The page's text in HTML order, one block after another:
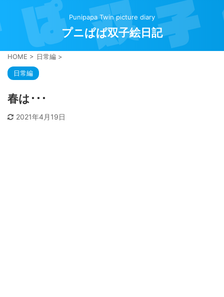
Punipapa Twin picture diary
プニぱぱ双子絵日記
HOME > 日常編 >
日常編
春は･･･
2021年4月19日